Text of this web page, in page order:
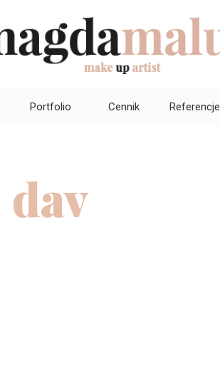
Portfolio Cennik Referencje
dav